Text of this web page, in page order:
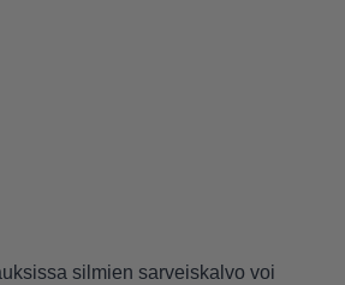
silmien sarveiskalvo voi